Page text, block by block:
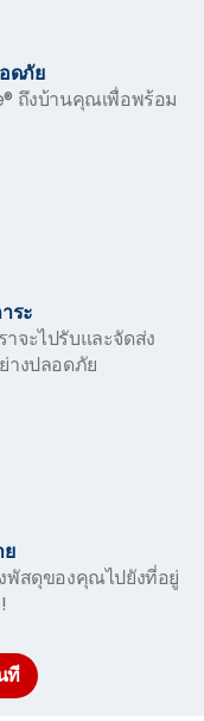
ดภัย
ถึงบ้านคุณเพื่อพร้อม
ระ
จะไปรับและจัดส่ง
งปลอดภัย
พัสดุของคุณไปยังที่อยู่
ที